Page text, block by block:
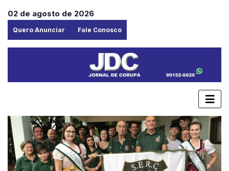
02 de agosto de 2026
Quero Anunciar Fale Conosco